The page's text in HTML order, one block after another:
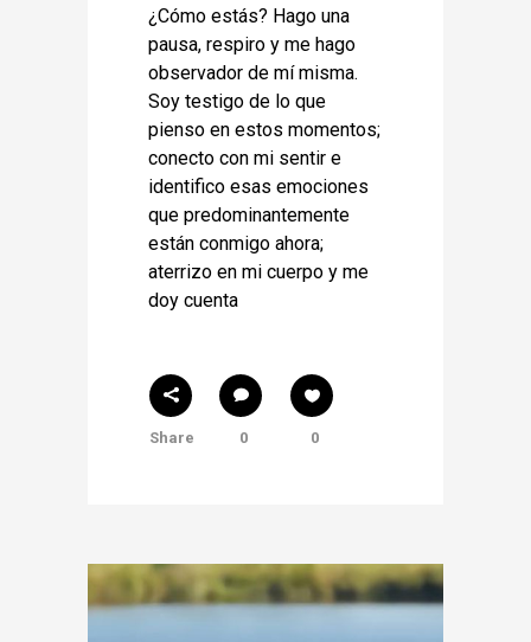
¿Cómo estás? Hago una
pausa, respiro y me hago
observador de mí misma.
Soy testigo de lo que
pienso en estos momentos;
conecto con mi sentir e
identifico esas emociones
que predominantemente
están conmigo ahora;
aterrizo en mi cuerpo y me
doy cuenta
Share 0 0